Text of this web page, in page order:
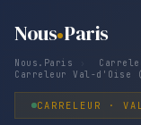
Nous Paris
Nous.Paris
Carreleur Val-d'Oise
CARRELEUR ·